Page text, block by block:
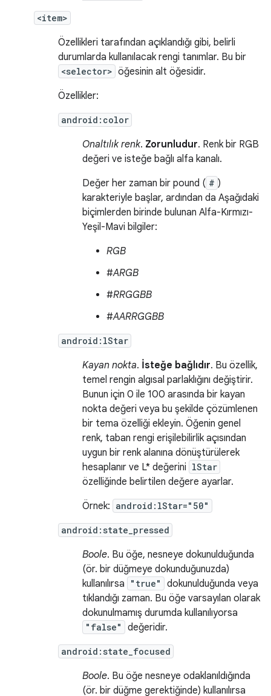
<item>
Özellikleri tarafından açıklandığı gibi, belirli
durumlarda kullanılacak rengi tanımlar. Bu bir
<selector> öğesinin alt öğesidir.
Özellikler:
android:color
Onaltılık renk. Zorunludur. Renk bir RGB
değeri ve isteğe bağlı alfa kanalı.
Değer her zaman bir pound ( # )
karakteriyle başlar, ardından da Aşağıdaki
biçimlerden birinde bulunan Alfa-Kırmızı-
Yeşil-Mavi bilgiler:
RGB
#ARGB
#RRGGBB
#AARRGGBB
android:lStar
Kayan nokta. İsteğe bağlıdır. Bu özellik,
temel rengin algısal parlaklığını değiştirir.
Bunun için 0 ile 100 arasında bir kayan
nokta değeri veya bu şekilde çözümlenen
bir tema özelliği ekleyin. Öğenin genel
renk, taban rengi erişilebilirlik açısından
uygun bir renk alanına dönüştürülerek
hesaplanır ve L* değerini lStar
özelliğinde belirtilen değere ayarlar.
Örnek: android:lStar="50"
android:state_pressed
Boole. Bu öğe, nesneye dokunulduğunda
(ör. bir düğmeye dokunduğunuzda)
kullanılırsa
"true"
dokunulduğunda veya
tıklandığı zaman. Bu öğe varsayılan olarak
dokunulmamış durumda kullanılıyorsa
"false" değeridir.
android:state_focused
Boole. Bu öğe nesneye odaklanıldığında
(ör. bir düğme gerektiğinde) kullanılırsa